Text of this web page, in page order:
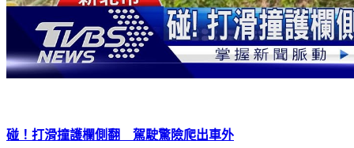
碰！打滑撞護欄側翻 駕駛驚險爬出車外